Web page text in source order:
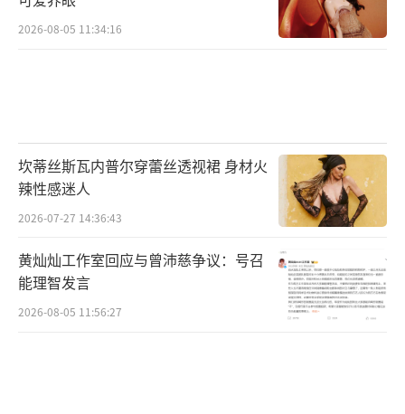
2026-08-05 11:34:16
坎蒂丝斯瓦内普尔穿蕾丝透视裙 身材火
辣性感迷人
2026-07-27 14:36:43
黄灿灿工作室回应与曾沛慈争议：号召
能理智发言
2026-08-05 11:56:27